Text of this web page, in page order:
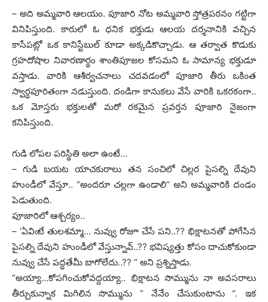
– అది అమ్మవారి ఆలయం. పూజారి నోట అమ్మవారి స్తోత్రపఠనం గట్టిగా
వినిపిస్తుంది. కారులో ఓ ధనిక భక్తుడు ఆలయ దర్శనానికి వచ్చిన
కాసేపట్లో ఒక కానిస్టేబుల్ కూడా అక్కడికొచ్చాడు. ఆ తర్వాత కొడుకు
గ్రహదోషాల నివారణార్ధం శాంతిపూజల కోసమని ఓ సామాన్య భక్తుడూ
వస్తాడు. వారికి ఆశీర్వచనాలు చదవడంలో పూజారి తీరు ఒకింత
స్వార్ధపూరితంగా నడుస్తుంది. దండిగా కానుకలు వేసే వారికి ఒకరకంగా..
ఒక మోస్తరు భక్తులతో మరో రకమైన ప్రవర్తన పూజారి నైజంగా
కనిపిస్తుంది.
గుడి లోపల పరిస్థితి అలా ఉంటే…
– గుడి బయట యాచకురాలు తన సంచిలో చిల్లర పైసల్ని దేవుని
హుండీలో వేస్తూ.. “అందరూ చల్లగా ఉండాలి” అని అమ్మవారికి దండం
పెడుతుంది.
పూజారిలో ఆశ్చర్యం..
– ‘ఏవిఁటే తులశమ్మా… నువ్వు రోజూ చేసే పని..?? భిక్షాటనతో పోగేసిన
పైసల్ని దేవుని హుండీలో వేస్తున్నావ్..?? భవిష్యత్తు కోసం దాచుకోకుండా
నువ్వు చేసే పద్ధతేమీ బాగోలేదు..?? ” అని ప్రశ్నిస్తాడు.
“అయ్యా…కోపగించుకోవద్దయ్యా.. భిక్షాటన సొమ్మును నా అవసరాలు
తీర్చుకున్నాక మిగిలిన సొమ్మును ” నేనేం చేసుకుంటాను “. ఇక